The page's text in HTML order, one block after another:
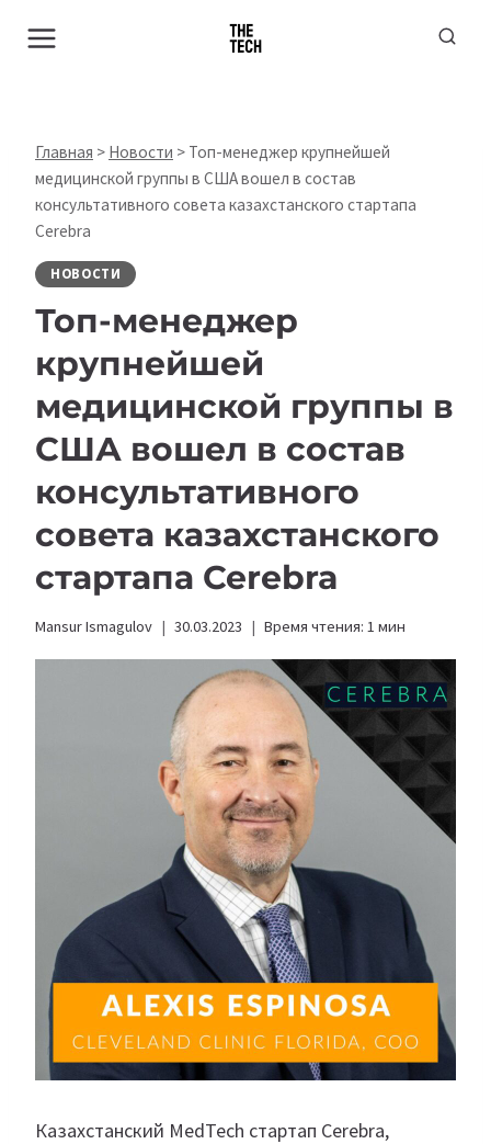
Главная > Новости > Топ-менеджер крупнейшей
медицинской группы в США вошел в состав
консультативного совета казахстанского стартапа
Cerebra
НОВОСТИ
Топ-менеджер
крупнейшей
медицинской группы в
США вошел в состав
консультативного
совета казахстанского
стартапа Cerebra
Mansur Ismagulov 30.03.2023 Время чтения: 1 мин
Казахстанский MedTech стартап Cerebra,